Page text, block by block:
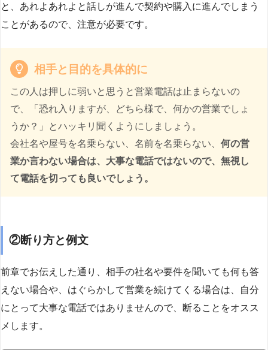
と、あれよあれよと話しが進んで契約や購入に進んでしまう
ことがあるので、注意が必要です。
相手と目的を具体的に
この人は押しに弱いと思うと営業電話は止まらないの
で、「恐れ入りますが、どちら様で、何かの営業でしょ
うか？」とハッキリ聞くようにしましょう。
会社名や屋号を名乗らない、名前を名乗らない、 何の営
業か言わない場合は、大事な電話ではないので、無視し
て電話を切っても良いでしょう。
②断り方と例文
前章でお伝えした通り、相手の社名や要件を聞いても何も答
えない場合や、はぐらかして営業を続けてくる場合は、自分
にとって大事な電話ではありませんので、断ることをオスス
メします。